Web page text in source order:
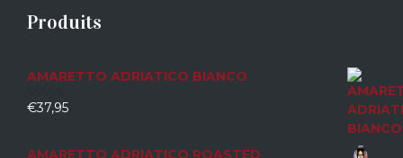
Produits
AMARETTO ADRIATICO BIANCO
0
€37,95
AMARETTO ADRIATICO ROASTED